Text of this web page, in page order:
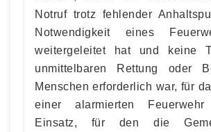
Notruf trotz fehlender
Notwendigkeit eines
weitergeleitet hat und keine
unmittelbaren Rettung oder
Menschen erforderlich war, für
einer alarmierten
Einsatz, für den die